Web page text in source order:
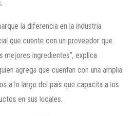
la diferencia en la industria
que cuente con un proveedor que
mejores ingredientes”, explica
agrega que cuentan con una amplia
a lo largo del país que capacita a los
en sus locales.